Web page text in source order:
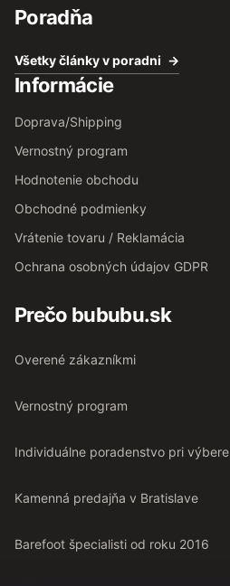
Poradňa
Všetky články v poradni
Informácie
Doprava/Shipping
Vernostný program
Hodnotenie obchodu
Obchodné podmienky
Vrátenie tovaru / Reklamácia
Ochrana osobných údajov GDPR
Prečo bububu.sk
Overené zákazníkmi
Vernostný program
Individuálne poradenstvo pri výbere
Kamenná predajňa v Bratislave
Barefoot špecialisti od roku 2016